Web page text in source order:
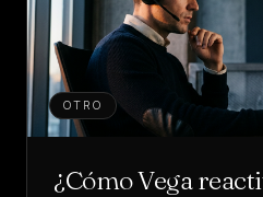
OTRO
¿Cómo Vega